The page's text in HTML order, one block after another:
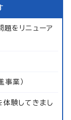
をリニューア
事業）
体験してきまし